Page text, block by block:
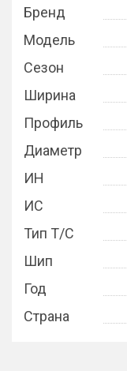
Бренд
Модель
Сезон
Ширина
Профиль
Диаметр
ИН
ИС
Тип Т/С
Шип
Год
Страна